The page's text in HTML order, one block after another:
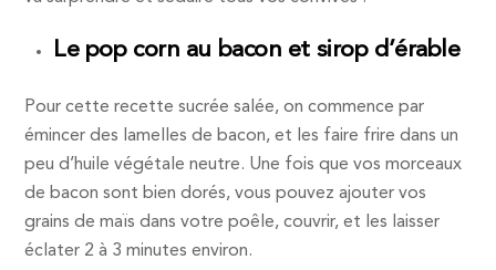
Le pop corn au bacon et sirop d’érable
Pour cette recette sucrée salée, on commence par
émincer des lamelles de bacon, et les faire frire dans un
peu d’huile végétale neutre. Une fois que vos morceaux
de bacon sont bien dorés, vous pouvez ajouter vos
grains de maïs dans votre poêle, couvrir, et les laisser
éclater 2 à 3 minutes environ.